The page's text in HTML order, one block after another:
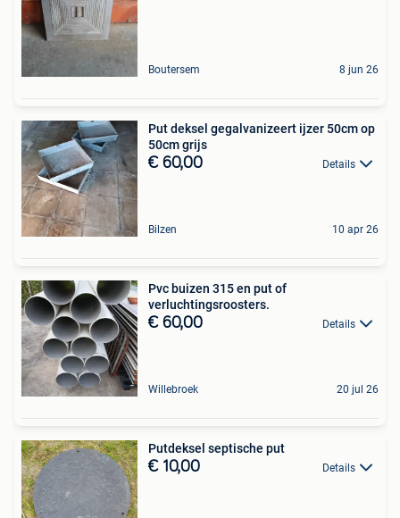
Boutersem 8 jun 26
Put deksel gegalvanizeert ijzer 50cm op
50cm grijs
€ 60,00 Details
Bilzen 10 apr 26
Pvc buizen 315 en put of
verluchtingsroosters.
€ 60,00 Details
Willebroek 20 jul 26
Putdeksel septische put
€ 10,00 Details